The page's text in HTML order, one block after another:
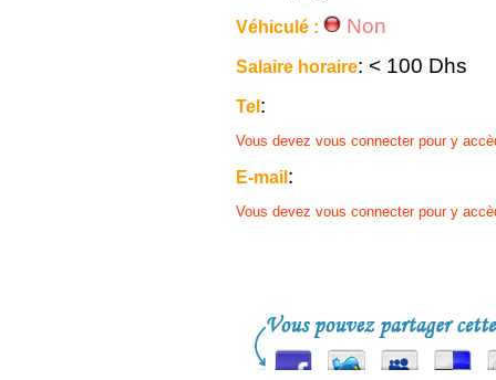
Véhiculé : Non
Salaire horaire: < 100 Dhs
Tel:
Vous devez vous connecter pour y
E-mail:
Vous devez vous connecter pour y